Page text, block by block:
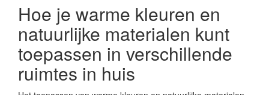
Hoe je warme kleuren en
natuurlijke materialen kunt
toepassen in verschillende
ruimtes in huis